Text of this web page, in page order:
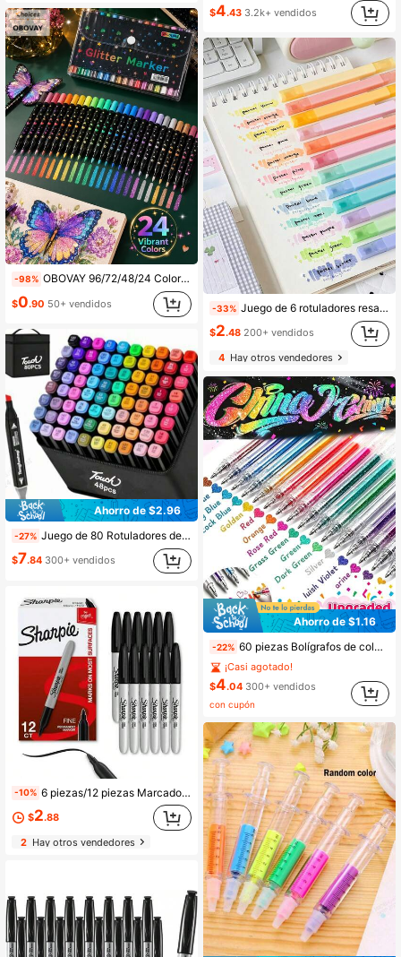
-98% OBOVAY 96/72/48/24 Colores Bolígrafos de Punta Doble con Tinta de Secado Rápido - Punta Fina, Punta a Barril, Adecuado para Scrapbooking, Creación de Tarjetas, Diario, 24 Colores Bolígrafos de Dibujo de Punta Doble - Set de Marcadores con Brillo, Adecuado para S, Artistas y Suministros Aleatorios, Marcadores, Resaltadores, Resaltadores para Estudiantes, Resaltadores, Suministros para Estudiantes, Artículos Esenciales para Estudiantes, Suministros Básicos para Regreso a la Escuela, Marcadores de Colores, Papelería para Estudiantes.
$0.90 50+ vendidos
Ahorro de $2.96
-27% Juego de 80 Rotuladores de Colores, Rotuladores de Doble Punta Cincel y Punta Fina para Bocetos, Libros de Colorear para Adultos, Pintura, Dibujo, Mezcla y Suministros de Arte, Vuelta al Colegio
$7.84 300+ vendidos
-10% 6 piezas/12 piezas Marcadores Negro, Azul, Rojo, Verde 6 Colores/12 Colores Marcadores de Colores Permanentes, Secado Rápido, Resistentes al Agua Adecuados para Dibujar, Corregir, Marcar, Diario Colores Suministros Escolares para Estudiantes, Temporada de Regreso a Clases, Juego de Caja de Regalo de Papelería
$2.88
2Hay otros vendedores
$4.43 3.2k+ vendidos
-33% Juego de 6 rotuladores resaltadores de doble punta, serie de colores macaron con punta angular, punta de cepillo suave de secado rápido, adecuado para dibujo de estudiantes, garabatos, regalo de vuelta a la escuela, suministros de papelería de oficina
$2.48 200+ vendidos
4Hay otros vendedores
Ahorro de $1.16
-22% 60 piezas Bolígrafos de colores brillantes con purpurina, bolígrafos de gel brillantes y chispeantes con líquido, marcadores fluorescentes neón para pintar, dibujar, scrapbooking, bullet journaling, disponible en 24 piezas/36 piezas/48 piezas/60 piezas, perfectos para oficina, útiles escolares, regalos de cumpleaños, Navidad, Halloween, San Valentín, Pascua
¡Casi agotado!
$4.04 300+ vendidos
con cupón